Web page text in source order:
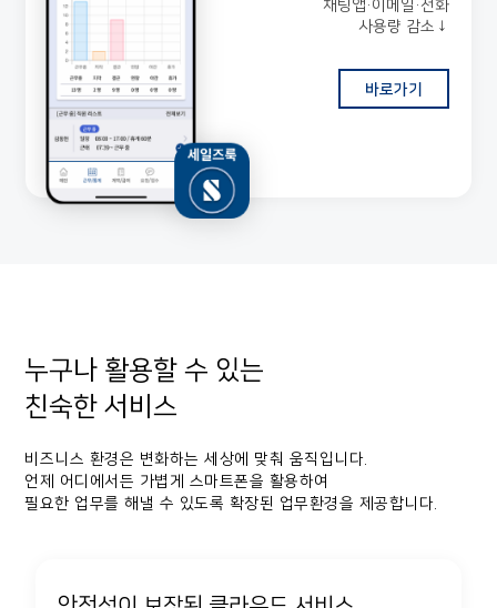
채팅앱·이메일·전화
사용량 감소↓
바로가기
누구나 활용할 수 있는
친숙한 서비스
비즈니스 환경은 변화하는 세상에 맞춰 움직입니다.
언제 어디에서든 가볍게 스마트폰을 활용하여
필요한 업무를 해낼 수 있도록 확장된 업무환경을 제공합니다.